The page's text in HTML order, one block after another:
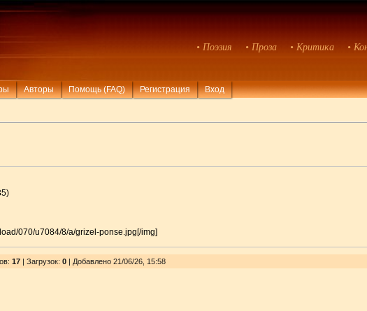
• Поэзия • Проза • Критика •
Авторы Помощь (FAQ) Регистрация Вход
070/u7084/8/a/grizel-ponse.jpg[/img]
: 17| Загрузок: 0| Добавлено 21/06/26, 15:58